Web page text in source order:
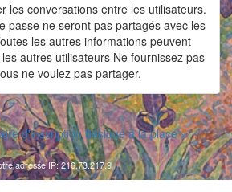
les conversations entre les utilisateurs.
passe ne seront pas partagés avec les
les autres informations peuvent
autres utilisateurs Ne fournissez pas
ne voulez pas partager.
d'inscription basique à la place »
adresse IP: 216.73.217.9